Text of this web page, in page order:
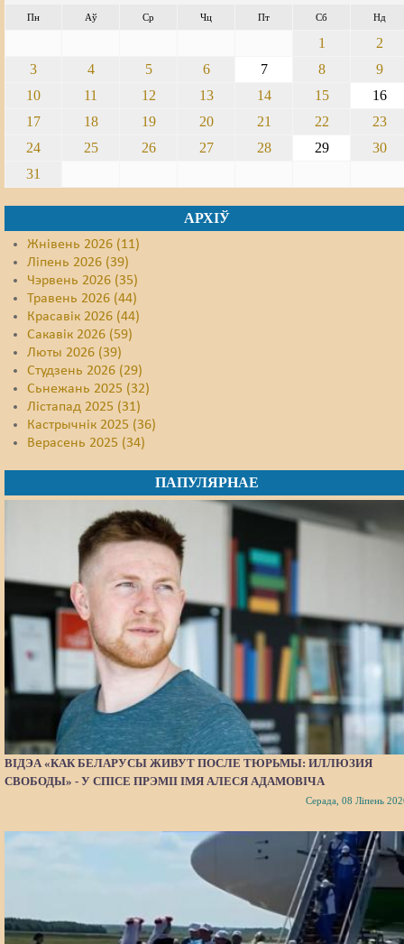
Пн Аў Ср Чц Пт Сб Нд
1
2
3
4 5 6 7 8
9
10
11 12 13 14 15
16
17
18 19 20 21 22
23
24
25 26 27 28 29
30
31
АРХІЎ
Жнівень 2026 (11)
Ліпень 2026 (39)
Чэрвень 2026 (35)
Травень 2026 (44)
Красавік 2026 (44)
Сакавік 2026 (59)
Люты 2026 (39)
Студзень 2026 (29)
Сьнежань 2025 (32)
Лістапад 2025 (31)
Кастрычнік 2025 (36)
Верасень 2025 (34)
ПАПУЛЯРНАЕ
ВІДЭА «КАК БЕЛАРУСЫ ЖИВУТ ПОСЛЕ ТЮРЬМЫ: ИЛЛЮЗИЯ
СВОБОДЫ» - У СПІСЕ ПРЭМІІ ІМЯ АЛЕСЯ АДАМОВІЧА
Серада, 08 Ліпень